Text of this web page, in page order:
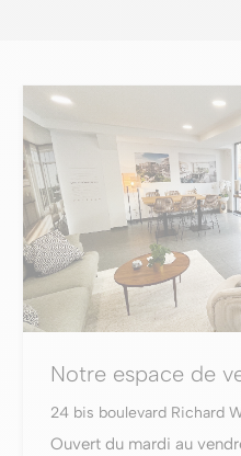
Notre espace de
24 bis boulevard Richard
Ouvert du mardi au